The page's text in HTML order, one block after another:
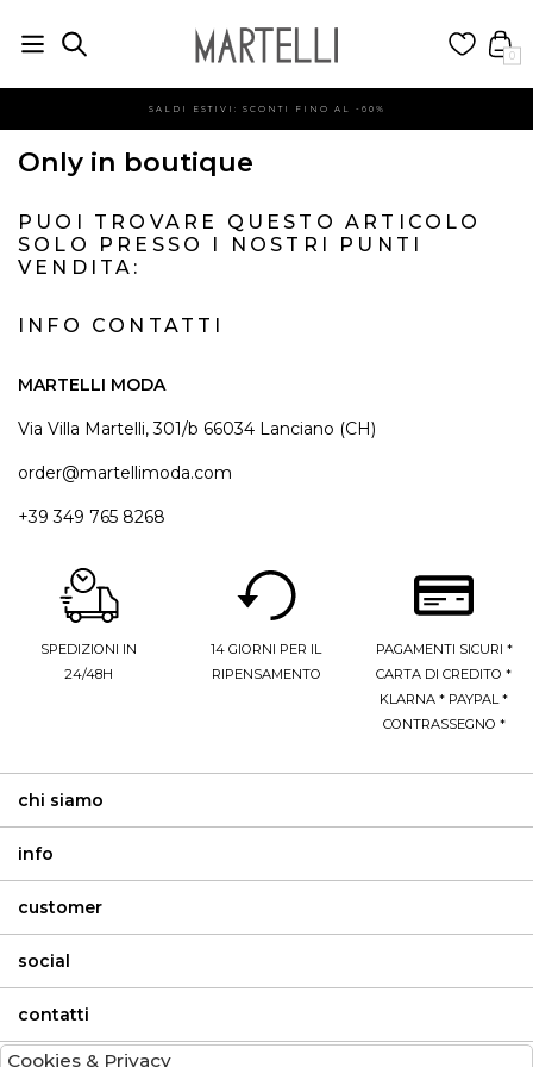
0
SALDI ESTIVI: SCONTI FINO AL -60%
Only in boutique
PUOI TROVARE QUESTO ARTICOLO
SOLO PRESSO I NOSTRI PUNTI
VENDITA:
INFO CONTATTI
MARTELLI MODA
Via Villa Martelli, 301/b 66034 Lanciano (CH)
order@martellimoda.com
+39 349 765 8268
SPEDIZIONI IN
24/48H
14 GIORNI PER IL
RIPENSAMENTO
PAGAMENTI SICURI *
CARTA DI CREDITO *
KLARNA * PAYPAL *
CONTRASSEGNO *
chi siamo
info
customer
social
contatti
Cookies & Privacy